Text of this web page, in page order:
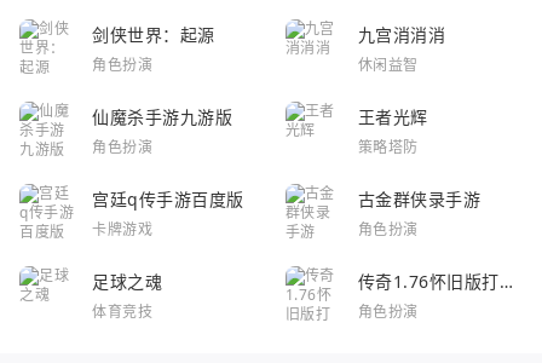
剑侠世界：起源
角色扮演
九宫消消消
休闲益智
仙魔杀手游九游版
角色扮演
王者光辉
策略塔防
宫廷q传手游百度版
卡牌游戏
古金群侠录手游
角色扮演
足球之魂
体育竞技
传奇1.76怀旧版打金
服
角色扮演